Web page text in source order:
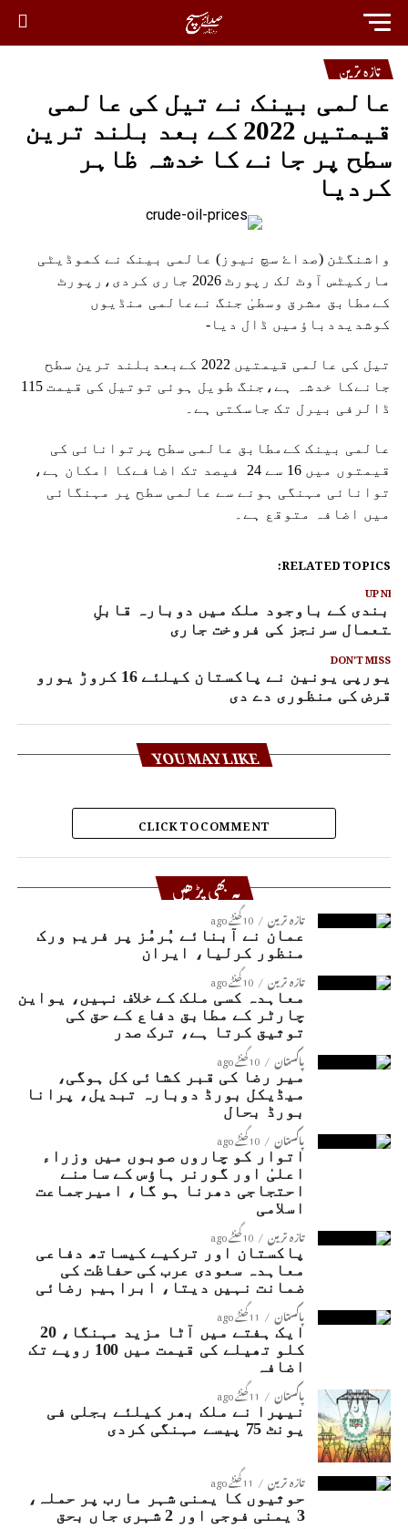
تازہ ترین
عالمی بینک نے تیل کی عالمی
قیمتیں 2022 کے بعد بلند ترین
سطح پر جانے کا خدشہ ظاہر
کردیا
واشنگٹن (صداۓ سچ نیوز) عالمی بینک نے کموڈیٹی
مارکیٹس آوٹ لک رپورٹ 2026 جاری کردی،رپورٹ
کےمطابق مشرق وسطیٰ جنگ نےعالمی منڈیوں
کوشدیددباؤمیں ڈال دیا-
تیل کی عالمی قیمتیں 2022 کےبعدبلند ترین سطح
جانےکا خدشہ ہے،جنگ طویل ہوئی توتیل کی قیمت 115
ڈالرفی بیرل تک جاسکتی ہے۔
عالمی بینک کےمطابق عالمی سطح پرتوانائی کی
قیمتوں میں 16 سے 24 فیصد تک اضافےکا امکان ہے،
توانائی مہنگی ہونے سے عالمی سطح پر مہنگائی
میں اضافہ متوقع ہے۔
RELATED TOPICS:
UP
کے باوجود ملک میں دوبارہ قابلِ
سرنجز کی فروخت جاری
DON'T MISS
یورپی یونین نے پاکستان کیلئے 16 کروڑ یورو
قرض کی منظوری دے دی
YOU MAY LIKE
CLICK TO COMMENT
یہ بھی پڑھیں
تازہ ترین 10 گھنٹے ago
عمان نے آبنائے ہُرمُز پر فریم ورک
منظور کرلیا، ایران
تازہ ترین 10 گھنٹے ago
معاہدہ کسی ملک کے خلاف نہیں، یواین
چارٹر کے مطابق دفاع کے حق کی
توثیق کرتا ہے، ترک صدر
پاکستان 10 گھنٹے ago
میر رضا کی قبر کشائی کل ہوگی،
میڈیکل بورڈ دوبارہ تبدیل، پرانا
بورڈ بحال
پاکستان 10 گھنٹے ago
اتوار کو چاروں صوبوں میں وزراء
اعلیٰ اور گورنر ہاؤس کے سامنے
احتجاجی دھرنا ہو گا، امیرجماعت
اسلامی
تازہ ترین 10 گھنٹے ago
پاکستان اور ترکیے کیساتھ دفاعی
معاہدہ سعودی عرب کی حفاظت کی
ضمانت نہیں دیتا، ابراہیم رضائی
پاکستان 11 گھنٹے ago
ایک ہفتے میں آٹا مزید مہنگا، 20
کلو تھیلے کی قیمت میں 100 روپے تک
اضافہ
پاکستان 11 گھنٹے ago
نیپرا نے ملک بھر کیلئے بجلی فی
یونٹ 75 پیسے مہنگی کردی
تازہ ترین 11 گھنٹے ago
حوثیوں کا یمنی شہر مارب پر حملہ،
3 یمنی فوجی اور 2 شہری جاں بحق